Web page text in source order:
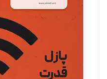
مینا پاکدل
یسنا امان‌پور
تحریریه